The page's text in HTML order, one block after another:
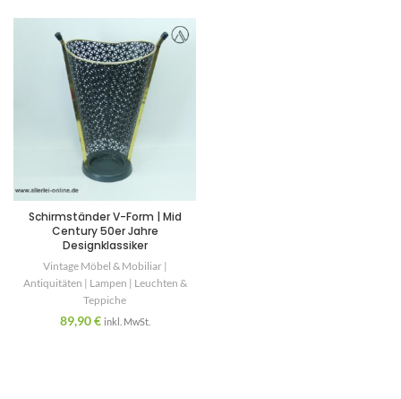
Schirmständer V-Form | Mid
Century 50er Jahre
Designklassiker
Vintage Möbel & Mobiliar |
Antiquitäten | Lampen | Leuchten &
Teppiche
89,90€ inkl. MwSt.